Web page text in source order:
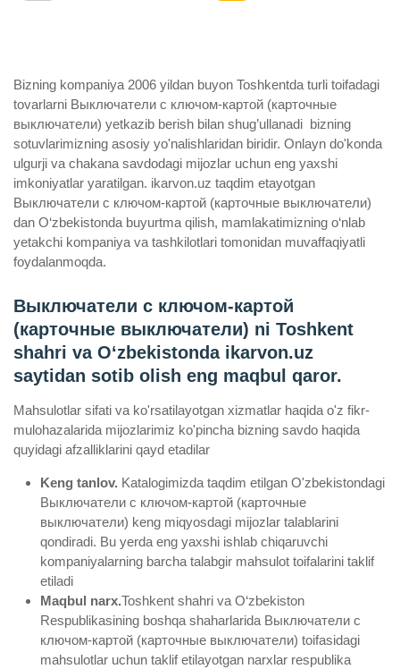
Bizning kompaniya 2006 yildan buyon Toshkentda turli toifadagi
tovarlarni Выключатели с ключом-картой (карточные
выключатели) yetkazib berish bilan shug’ullanadi ­ bizning
sotuvlarimizning asosiy yo'nalishlaridan biridir. Onlayn do'konda
ulgurji va chakana savdodagi mijozlar uchun eng yaxshi
imkoniyatlar yaratilgan. ikarvon.uz taqdim etayotgan
Выключатели с ключом-картой (карточные выключатели)
dan O‘zbekistonda buyurtma qilish, mamlakatimizning o‘nlab
yetakchi kompaniya va tashkilotlari tomonidan muvaffaqiyatli
foydalanmoqda.
Выключатели с ключом-картой
(карточные выключатели) ni Toshkent
shahri va Oʻzbekistonda ikarvon.uz
saytidan sotib olish eng maqbul qaror.
Mahsulotlar sifati va ko'rsatilayotgan xizmatlar haqida o'z fikr-
mulohazalarida mijozlarimiz ko'pincha bizning savdo haqida
quyidagi afzalliklarini qayd etadilar
Keng tanlov. Katalogimizda taqdim etilgan O'zbekistondagi
Выключатели с ключом-картой (карточные
выключатели) keng miqyosdagi mijozlar talablarini
qondiradi. Bu yerda eng yaxshi ishlab chiqaruvchi
kompaniyalarning barcha talabgir mahsulot toifalarini taklif
etiladi
Maqbul narx.Toshkent shahri va O‘zbekiston
Respublikasining boshqa shaharlarida Выключатели с
ключом-картой (карточные выключатели) toifasidagi
mahsulotlar uchun taklif etilayotgan narxlar respublika